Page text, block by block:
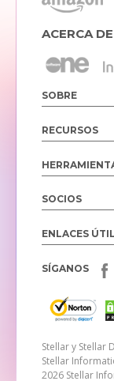
ACERCA
SOBRE
RECURSOS
SOCIOS
ENLACES
Stellar y Stellar
Stellar
2026 Stellar
SÍGANOS